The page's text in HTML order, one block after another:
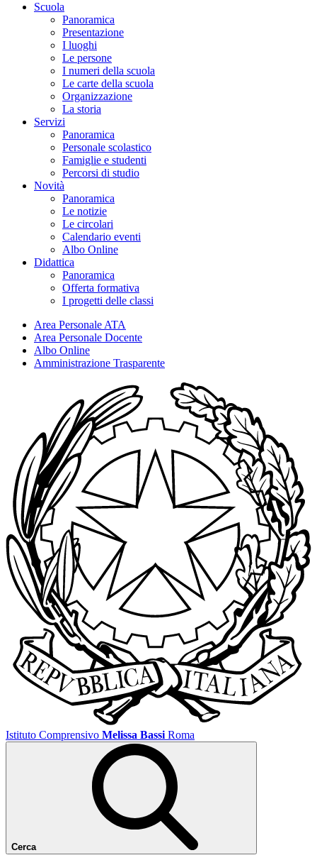
Scuola
Panoramica
Presentazione
I luoghi
Le persone
I numeri della scuola
Le carte della scuola
Organizzazione
La storia
Servizi
Panoramica
Personale scolastico
Famiglie e studenti
Percorsi di studio
Novità
Panoramica
Le notizie
Le circolari
Calendario eventi
Albo Online
Didattica
Panoramica
Offerta formativa
I progetti delle classi
Area Personale ATA
Area Personale Docente
Albo Online
Amministrazione Trasparente
Istituto Comprensivo Melissa Bassi Roma
Cerca